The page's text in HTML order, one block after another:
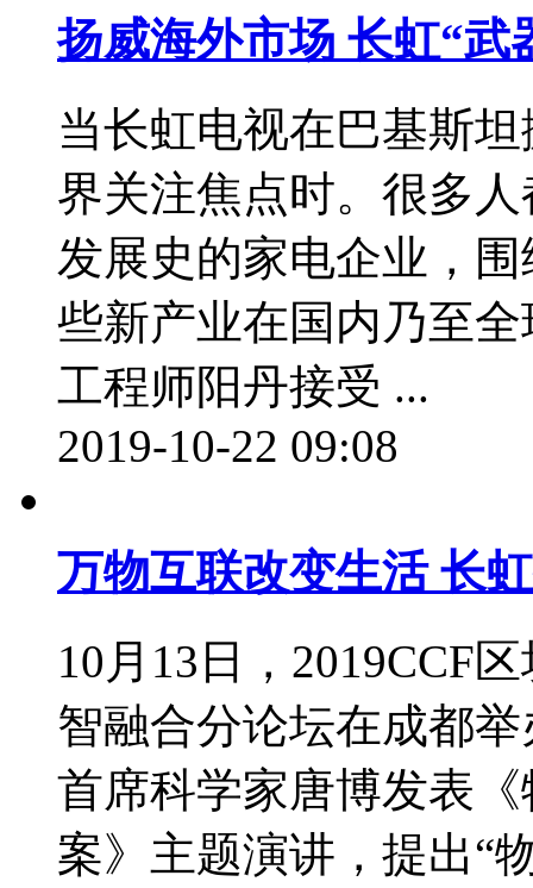
扬威海外市场 长虹“武
当长虹电视在巴基斯
界关注焦点时。很多
发展史的家电企业，
些新产业在国内乃至
工程师阳丹接受 ...
2019-10-22 09:08
万物互联改变生活 长
10月13日，2019CCF
智融合分论坛在成都
首席科学家唐博发表
案》主题演讲，提出“